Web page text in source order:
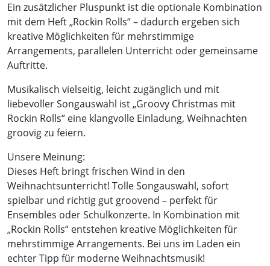
Ein zusätzlicher Pluspunkt ist die optionale Kombination
mit dem Heft „Rockin Rolls“ – dadurch ergeben sich
kreative Möglichkeiten für mehrstimmige
Arrangements, parallelen Unterricht oder gemeinsame
Auftritte.
Musikalisch vielseitig, leicht zugänglich und mit
liebevoller Songauswahl ist „Groovy Christmas mit
Rockin Rolls“ eine klangvolle Einladung, Weihnachten
groovig zu feiern.
Unsere Meinung:
Dieses Heft bringt frischen Wind in den
Weihnachtsunterricht! Tolle Songauswahl, sofort
spielbar und richtig gut groovend – perfekt für
Ensembles oder Schulkonzerte. In Kombination mit
„Rockin Rolls“ entstehen kreative Möglichkeiten für
mehrstimmige Arrangements. Bei uns im Laden ein
echter Tipp für moderne Weihnachtsmusik!